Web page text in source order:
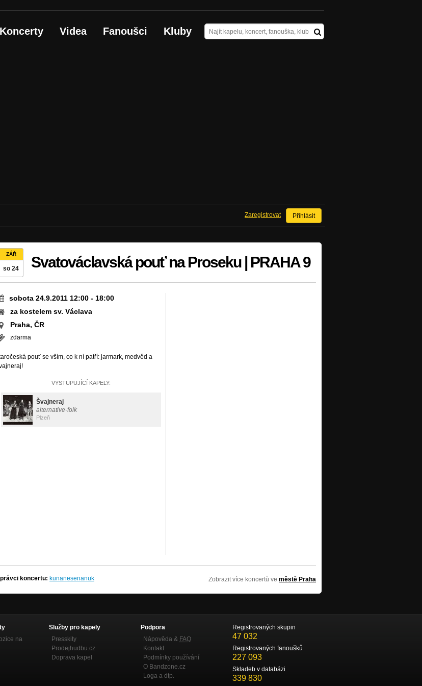
Koncerty Videa Fanoušci Kluby
Přihlásit
Zaregistrovat
ZÁŘ
so 24 Svatováclavská pouť na Proseku | PRAHA 9
sobota 24.9.2011 12:00 - 18:00
za kostelem sv. Václava
Praha, ČR
zdarma
pouť se vším, co k ní patří: jarmark, medvěd a
VYSTUPUJÍCÍ KAPELY:
Švajneraj
alternative-folk
Plzeň
koncertu: kunanesenanuk Zobrazit více koncertů ve městě Praha
na
Služby pro kapely
Presskity
Prodejhudbu.cz
Doprava kapel
Podpora
Nápověda & FAQ
Kontakt
Podmínky používání
O Bandzone.cz
Loga a dtp.
Registrovaných skupin
47 032
Registrovaných fanoušků
227 093
Skladeb v databázi
339 830